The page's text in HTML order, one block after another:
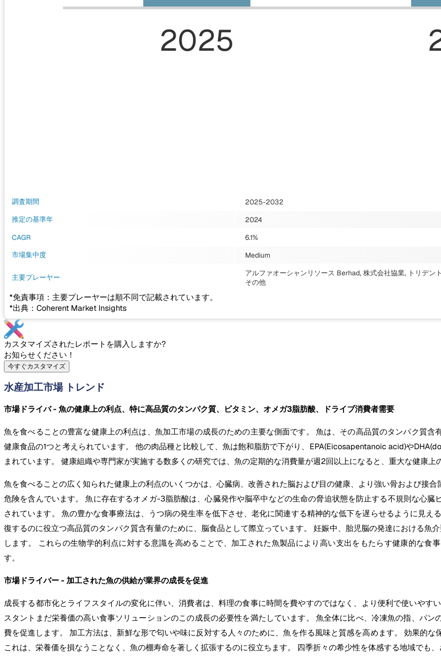
2025
調査期間
2025-2032
推定の基準年
2024
CAGR
6.1%
市場集中度
Medium
主要プレーヤー
アルファオーシャンリソース Berhad, 株式会社協業, トリデ
その他
*免責事項：主要プレーヤーは順不同で記載されています。
*出典：Coherent Market Insights
カスタマイズされたレポートを購入しますか?
お知らせください！
今すぐカスタマイズ
水産加工市場 トレンド
市場ドライバ - 魚の健康上の利点、特に高品質のタンパク質、ビタミン、オメガ3脂肪酸、ドライブ消費者需要
魚を食べることの豊富な健康上の利点は、魚加工市場の成長のための主要な側面です。 魚は、その高品質のタンパク質
健康食品の1つと考えられています。 他の肉品種と比較して、魚は飽和脂肪で下がり、EPA(Eicosapentanoic acid)や
まれています。 健康組織や専門家が実施する数多くの研究では、魚の定期的な消費量が週2回以上になると、重大な健康上
魚を食べることの広く知られた健康上の利点のいくつかは、心臓病、改善された脳および目の健康、より強い骨および接
危険を含んでいます。 魚に存在するオメガ-3脂肪酸は、心臓発作や脳卒中などの生命の脅迫状態を防止する不規則な心
されています。 魚の豊かな食事療法は、うつ病の発生率を低下させ、老化に関連する精神的な低下を遅らせるように見
復するのに役立つ高品質のタンパク質含有量のために、脳食品として際立っています。 妊娠中、胎児脳の発達における魚
します。 これらの生物学的利点に対する意識を高めることで、加工された魚製品により高い支出をもたらす健康的な食
す。
市場ドライバー - 加工された魚の供給が業界の成長を促進
成長する都市化とライフスタイルの変化に伴い、消費者は、料理の食事に時間を費やすのではなく、より便利で使いやす
スタントまだ栄養価の高い食事ソリューションのこの成長の必要性を満たしています。 魚全体に比べ、冷凍魚の指、パ
費を促進します。 加工方法は、新鮮な形で匂いや味に反対する人々のために、魚を作る風味と質感を高めます。 効果的
これは、栄養価を損なうことなく、魚の棚寿命を著しく拡張するのに役立ちます。 四季折々の希少性を体感する地域でも